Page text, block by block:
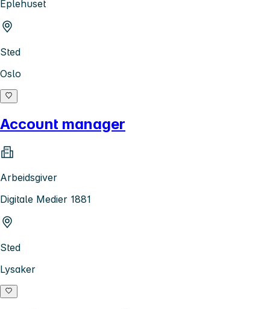
Eplehuset
Sted
Oslo
Account manager
Arbeidsgiver
Digitale Medier 1881
Sted
Lysaker